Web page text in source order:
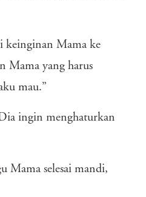
keinginan Mama ke
Mama yang harus
mau.”
ingin menghaturkan
Mama selesai mandi,